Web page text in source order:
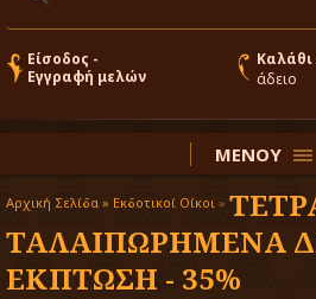
Είσοδος -
Εγγραφή μελών
άδειο
ΜΕΝΟΥ
Αρχική Σελίδα » Εκδοτικοί Οίκοι »
ΤΑΛΑΙΠΩΡΗΜΕΝΑ
ΕΚΠΤΩΣΗ - 35%